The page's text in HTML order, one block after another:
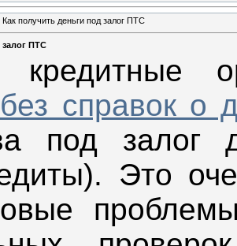
Как получить деньги под залог ПТС
залог ПТС
кредитные
справок о
под залог
Это